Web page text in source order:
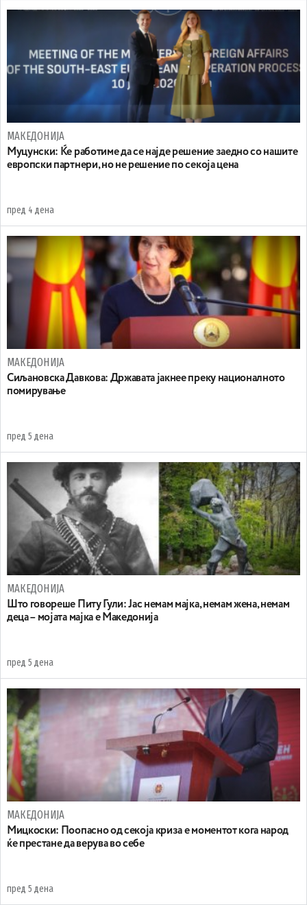
МАКЕДОНИЈА
Муцунски: Ќе работиме да се најде решение заедно со нашите
европски партнери, но не решение по секоја цена
пред 4 дена
МАКЕДОНИЈА
Сиљановска Давкова: Државата јакнее преку националното
помирување
пред 5 дена
МАКЕДОНИЈА
Што говореше Питу Гули: Јас немам мајка, немам жена, немам
деца – мојата мајка е Македонија
пред 5 дена
МАКЕДОНИЈА
Мицкоски: Поопасно од секоја криза е моментот кога народ
ќе престане да верува во себе
пред 5 дена